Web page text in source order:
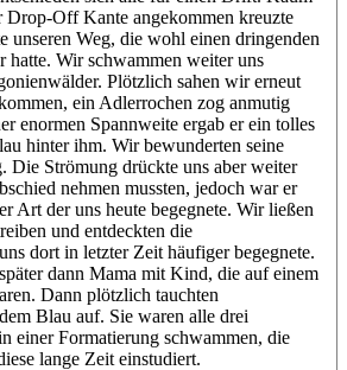
Drop-Off Kante angekommen kreuzte
unseren Weg, die wohl einen dringenden
hatte. Wir schwammen weiter uns
Plötzlich sahen wir erneut
ein Adlerrochen zog anmutig
enormen Spannweite ergab er ein tolles
hinter ihm. Wir bewunderten seine
Die Strömung drückte uns aber weiter
nehmen mussten, jedoch war er
Art der uns heute begegnete. Wir ließen
und entdeckten die
dort in letzter Zeit häufiger begegnete.
dann Mama mit Kind, die auf einem
Dann plötzlich tauchten
Blau auf. Sie waren alle drei
einer Formatierung schwammen, die
lange Zeit einstudiert.